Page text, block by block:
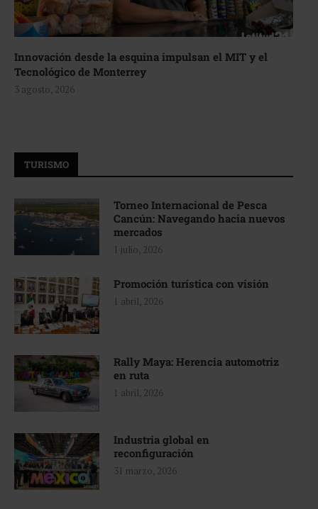
Innovación desde la esquina impulsan el MIT y el
Tecnológico de Monterrey
3 agosto, 2026
TURISMO
Torneo Internacional de Pesca
Cancún: Navegando hacia nuevos
mercados
1 julio, 2026
Promoción turística con visión
1 abril, 2026
Rally Maya: Herencia automotriz
en ruta
1 abril, 2026
Industria global en
reconfiguración
31 marzo, 2026